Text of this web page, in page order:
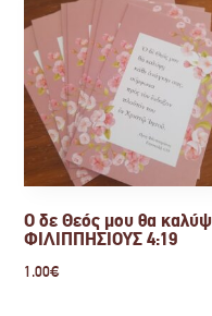
Ο δε Θεός μου θα
ΦΙΛΙΠΠΗΣΙΟΥΣ 4:19
1.00€